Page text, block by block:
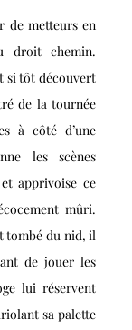
de metteurs en
droit chemin.
si tôt découvert
de la tournée
à côté d’une
les scènes
apprivoise ce
mûri.
tombé du nid, il
de jouer les
lui réservent
sa palette